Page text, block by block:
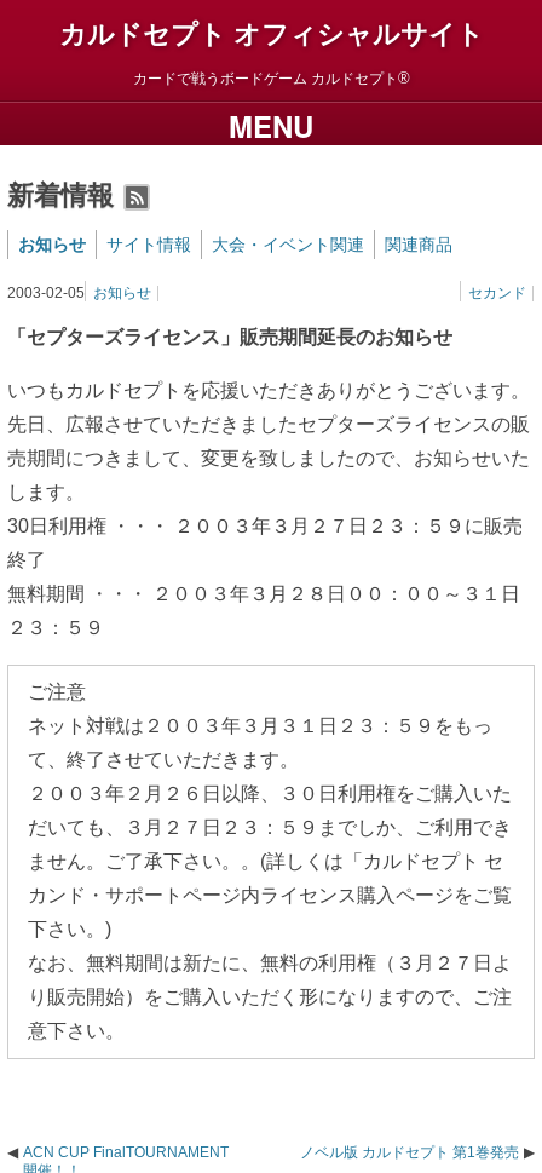
カルドセプト オフィシャルサイト
カードで戦うボードゲーム カルドセプト
MENU
新着情報
お知らせ サイト情報 大会・イベント関連 関連商品
セカンド
2003-02-05 お知らせ
「セプターズライセンス」販売期間延長のお知らせ
いつもカルドセプトを応援いただきありがとうございます。
先日、広報させていただきましたセプターズライセンスの販
売期間につきまして、変更を致しましたので、お知らせいた
します。
30日利用権 ・・・ ２００３年３月２７日２３：５９に販売
終了
無料期間 ・・・ ２００３年３月２８日００：００～３１日
２３：５９
ご注意
ネット対戦は２００３年３月３１日２３：５９をもっ
て、終了させていただきます。
２００３年２月２６日以降、３０日利用権をご購入いた
だいても、３月２７日２３：５９までしか、ご利用でき
ません。ご了承下さい。。(詳しくは「カルドセプト セ
カンド・サポートページ内ライセンス購入ページをご覧
下さい。)
なお、無料期間は新たに、無料の利用権（３月２７日よ
り販売開始）をご購入いただく形になりますので、ご注
意下さい。
ACN CUP FinalTOURNAMENT
ノベル版 カルドセプト 第1巻発売